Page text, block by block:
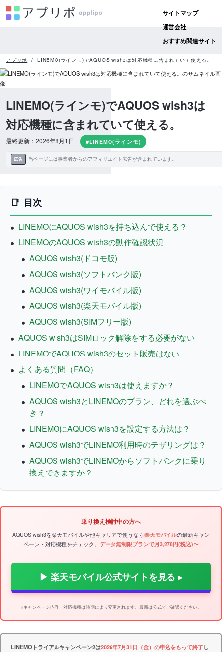
サイトマップ
運営会社
おすすめ関連サイト
アプリポ LINEMO(ラインモ)でAQUOS wish3は対応機種に含まれていて使える。
LINEMO(ラインモ)でAQUOS wish3は
対応機種に含まれていて使える。
最終更新：2026年8月1日 #LINEMO(ラインモ)
広告 当ページには事業者からのアフィリエイト広告が含まれています。
目次
LINEMOにAQUOS wish3を持ち込んで使える？
LINEMOのAQUOS wish3の動作確認状況
AQUOS wish3(ドコモ版)
AQUOS wish3(ソフトバンク版)
AQUOS wish3(ワイモバイル版)
AQUOS wish3(楽天モバイル版)
AQUOS wish3(SIMフリー版)
AQUOS wish3はSIMロック解除をする必要がない
LINEMOでAQUOS wish3のセット販売はない
よくある質問（FAQ）
LINEMOでAQUOS wish3は使えますか？
AQUOS wish3とLINEMOのプラン、どれを選ぶべ
き？
LINEMOにAQUOS wish3を設定する方法は？
AQUOS wish3でLINEMO利用時のテザリングは？
AQUOS wish3でLINEMOからソフトバンクに乗り
換えできますか？
乗り換え検討中の方へ
AQUOS wish3を楽天モバイルや他キャリアで使うなら楽天モバイルの最新キャン
ペーン・対応機種をチェック。 データ無制限プランで月3,278円(税込)〜
▶ 楽天モバイル公式サイトを見る
※キャンペーン内容・対応機種は時期により変更されます。最新は公式でご確認ください。
LINEMOトライアルキャンペーン2は2026年7月31日（金）の申込をもって終了し